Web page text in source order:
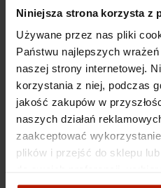
Niniejsza strona korzysta z
Używane przez nas pliki
Państwu najlepszych
naszej strony internetowej.
korzystania z niej, podczas
jakość zakupów w
naszych działań
zaakceptować
plików i przejść do sklepu
następnie opatrzona jego sygnaturą
umieszczono oznaczenie numeru
niepowtarzalności serii, inkografie
przestrzeni czasu.
Specyfikacje
Koszty dostawy
Obiekty